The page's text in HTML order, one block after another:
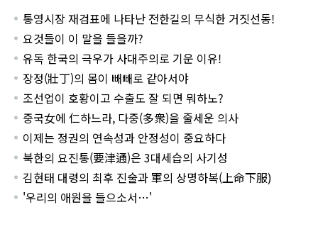
통영시장 재검표에 나타난 전한길의 무식한 거짓선동!
요것들이 이 말을 들을까?
유독 한국의 극우가 사대주의로 기운 이유!
장정(壯丁)의 몸이 빼빼로 같아서야
조선업이 호황이고 수출도 잘 되면 뭐하노?
중국女에 仁하느라, 다중(多衆)을 줄세운 의사
이제는 정권의 연속성과 안정성이 중요하다
북한의 요진통(要津通)은 3대세습의 사기성
김현태 대령의 최후 진술과 軍의 상명하복(上命下服)
'우리의 애원을 들으소서…'